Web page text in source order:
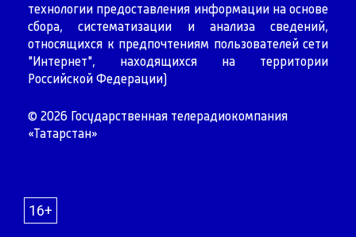
технологии предоставления информации на основе
сбора, систематизации и анализа сведений,
относящихся к предпочтениям пользователей сети
"Интернет", находящихся на территории
Российской Федерации)
© 2026 Государственная телерадиокомпания
«Татарстан»
16+